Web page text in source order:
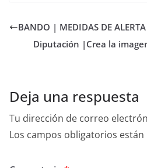
BANDO | MEDIDAS DE
Diputación |Crea la
Deja una respuesta
Tu dirección de correo
Los campos obligatorios